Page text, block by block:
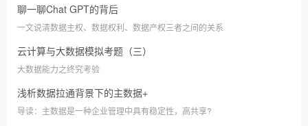
021 年,2022的年度增长。
聊一聊Chat GPT的背后
一文说清数据主权、数据权利、数据产权三者之间的关系
云计算与大数据模拟考题（三）
大数据能力之终究考验
浅析数据拉通背景下的主数据+
导读：主数据是一种企业管理中具有稳定性，高共享?